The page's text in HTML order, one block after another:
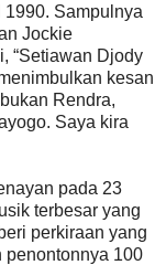
Sampulnya
Jockie
“Setiawan Djody
kesan
Rendra,
Saya kira
pada 23
terbesar yang
perkiraan yang
penontonnya 100